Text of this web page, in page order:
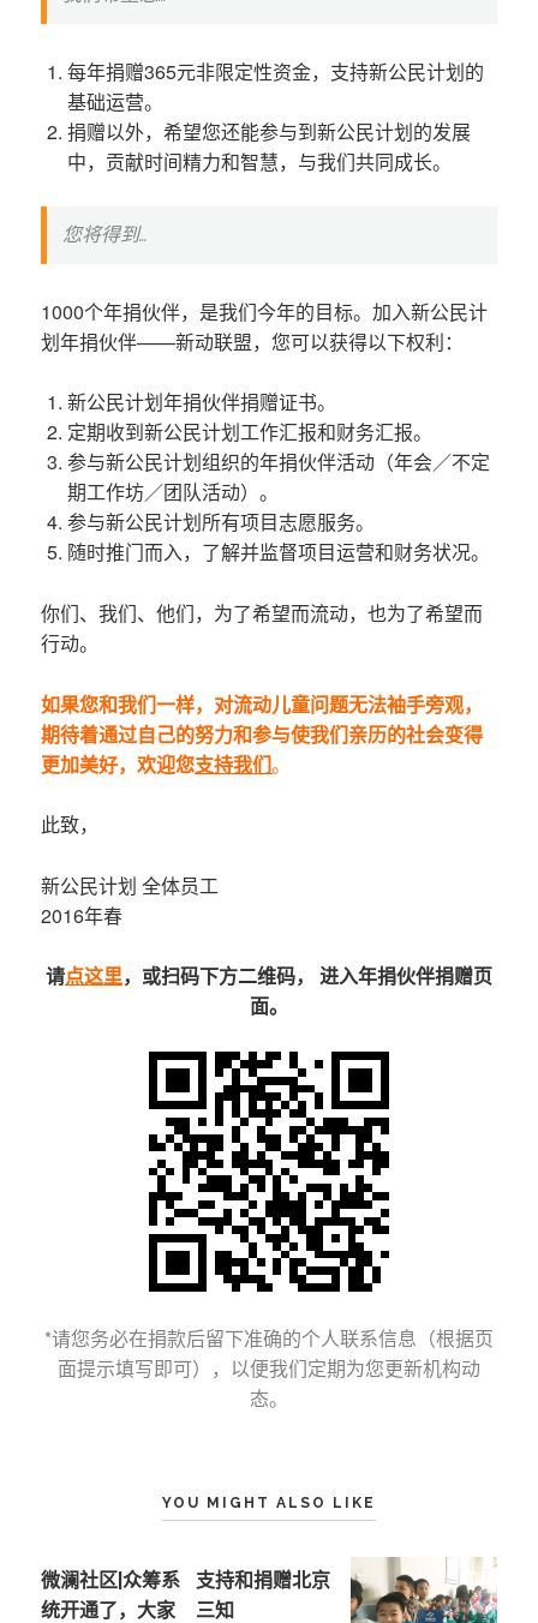
每年捐赠365元非限定性资金，支持新公民计划的
基础运营。
捐赠以外，希望您还能参与到新公民计划的发展
中，贡献时间精力和智慧，与我们共同成长。
您将得到…
1000个年捐伙伴，是我们今年的目标。加入新公民计
划年捐伙伴——新动联盟，您可以获得以下权利：
新公民计划年捐伙伴捐赠证书。
定期收到新公民计划工作汇报和财务汇报。
参与新公民计划组织的年捐伙伴活动（年会／不定
期工作坊／团队活动）。
参与新公民计划所有项目志愿服务。
随时推门而入，了解并监督项目运营和财务状况。
你们、我们、他们，为了希望而流动，也为了希望而
行动。
如果您和我们一样，对流动儿童问题无法袖手旁观，
期待着通过自己的努力和参与使我们亲历的社会变得
更加美好，欢迎您支持我们。
此致，
新公民计划 全体员工
2016年春
请点这里，或扫码下方二维码， 进入年捐伙伴捐赠页
面。
*请您务必在捐款后留下准确的个人联系信息（根据页
面提示填写即可），以便我们定期为您更新机构动
态。
YOU MIGHT ALSO LIKE
微澜社区|众筹系
统开通了，大家
支持和捐赠北京
三知